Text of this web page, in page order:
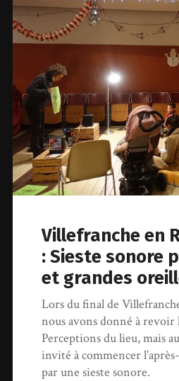
Villefranche en
: Sieste sonore
et grandes
Lors du final de
nous avons donné à
Perceptions du lieu, mais
invité à commencer
par une sieste sonore.